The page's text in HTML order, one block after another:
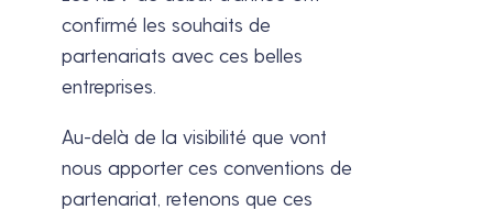
confirmé les souhaits de
partenariats avec ces belles
entreprises.
Au-delà de la visibilité que vont
nous apporter ces conventions de
partenariat, retenons que ces